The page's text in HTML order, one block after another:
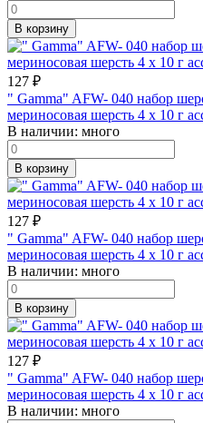
В корзину
127 ₽
" Gamma" AFW- 040 набор
мериносовая шерсть 4 х 10 г
В наличии: много
В корзину
127 ₽
" Gamma" AFW- 040 набор
мериносовая шерсть 4 х 10 г
В наличии: много
В корзину
127 ₽
" Gamma" AFW- 040 набор
мериносовая шерсть 4 х 10 г
В наличии: много